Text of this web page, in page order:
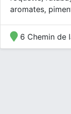
aromates,
6 Chemin de